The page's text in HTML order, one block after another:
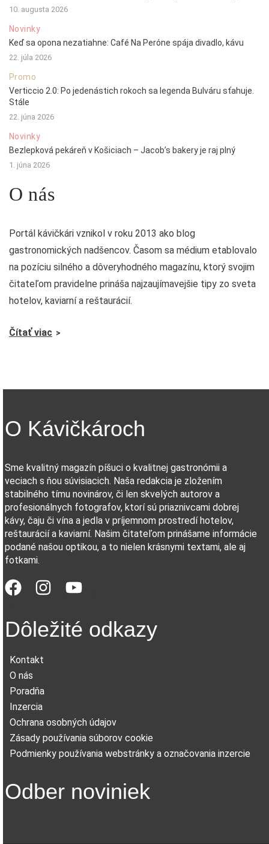
10. augusta 2026
Novinky
Keď sa opona nezatiahne: Café Na Peróne spája divadlo, kávu
22. júla 2026
Promo
Verticcio 2.0: Po jedenástich rokoch sa legenda Bulváru sťahuje.
Stále
22. júna 2026
Novinky
Bezlepková pekáreň v Košiciach – Jacob’s bakery je raj plný
1. júna 2026
O nás
Portál kávičkári vznikol v roku 2013 ako blog
gastronomických nadšencov. Časom sa médium etablovalo
na pozíciu silného a dôveryhodného magazínu, ktorý svojim
čitateľom pravidelne prináša najzaujímavejšie tipy zo sveta
hotelov, kaviarní a reštaurácií.
Čítať viac
O Kávičkároch
Sme kvalitný magazín píšuci o kvalitnej gastronómii a
veciach s ňou súvisiacich. Naša redakcia je zložením
stabilného tímu novinárov, či len skvelých autorov a
profesionálnych fotografov, ktorí sú priaznivcami dobrej
kávy, čaju či vína a jedla v príjemnom prostredí hotelov,
reštaurácií a kaviarní. Našim čitateľom prinášame informácie
podané našou optikou, a to nielen krásnymi textami, ale aj
fotkami.
Dôležité odkazy
Kontakt
O nás
Poradňa
Inzercia
Ochrana osobných údajov
Zásady používania súborov cookie
Podmienky používania webstránky a označovania inzercie
Odber noviniek